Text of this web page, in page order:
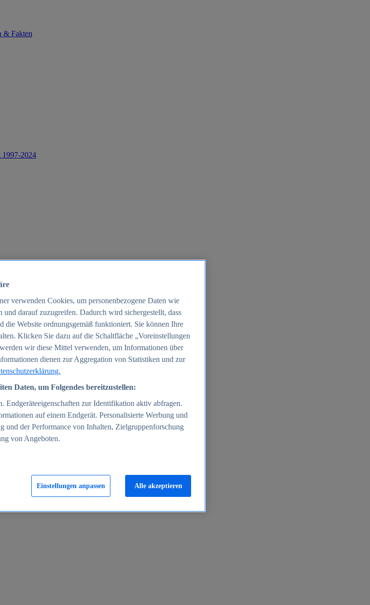
& Fakten
1997-2024
2025
verwenden Cookies, um personenbezogene Daten wie
und darauf zuzugreifen. Dadurch wird sichergestellt, dass
die Website ordnungsgemäß funktioniert. Sie können Ihre
Klicken Sie dazu auf die Schaltfläche „Voreinstellungen
wir diese Mittel verwenden, um Informationen über
dienen zur Aggregation von Statistiken und zur
Daten, um Folgendes bereitzustellen:
Endgeräteeigenschaften zur Identifikation aktiv abfragen.
auf einem Endgerät. Personalisierte Werbung und
und der Performance von Inhalten, Zielgruppenforschung
von Angeboten.
Einstellungen anpassen Alle akzeptieren